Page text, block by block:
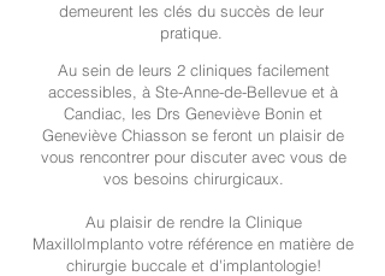
demeurent les clés du succès de leur
pratique.
Au sein de leurs 2 cliniques facilement
accessibles, à Ste-Anne-de-Bellevue et à
Candiac, les Drs Geneviève Bonin et
Geneviève Chiasson se feront un plaisir de
vous rencontrer pour discuter avec vous de
vos besoins chirurgicaux.
Au plaisir de rendre la Clinique
MaxilloImplanto votre référence en matière de
chirurgie buccale et d'implantologie!